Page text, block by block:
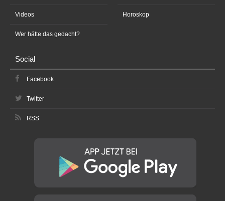
Videos
Wer hätte das gedacht?
Horoskop
Social
Facebook
Twitter
RSS